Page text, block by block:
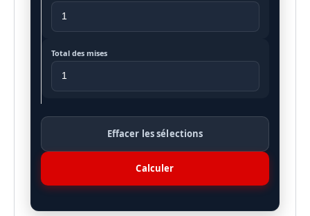
Total des mises
Effacer les sélections
Calculer